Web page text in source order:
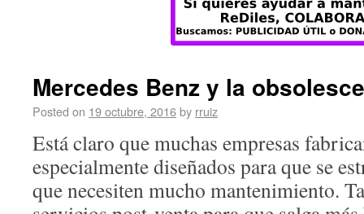
Mercedes Benz y la
Posted on 19 octubre, 2016by rruiz
Está claro que muchas empresas
especialmente diseñados para que se
que necesiten mucho mantenimiento.